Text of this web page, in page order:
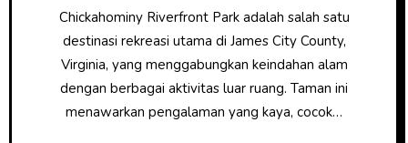
Chickahominy Riverfront Park adalah salah satu
destinasi rekreasi utama di James City County,
Virginia, yang menggabungkan keindahan alam
dengan berbagai aktivitas luar ruang. Taman ini
menawarkan pengalaman yang kaya, cocok…